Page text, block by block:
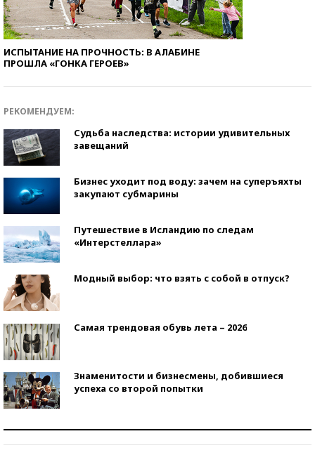
ИСПЫТАНИЕ НА ПРОЧНОСТЬ: В АЛАБИНЕ
ПРОШЛА «ГОНКА ГЕРОЕВ»
РЕКОМЕНДУЕМ:
Судьба наследства: истории удивительных
завещаний
Бизнес уходит под воду: зачем на суперъяхты
закупают субмарины
Путешествие в Исландию по следам
«Интерстеллара»
Модный выбор: что взять с собой в отпуск?
Самая трендовая обувь лета – 2026
Знаменитости и бизнесмены, добившиеся
успеха со второй попытки